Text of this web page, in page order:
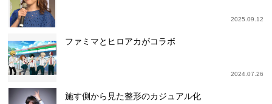
2025.09.12
ファミマとヒロアカがコラボ
2024.07.26
施す側から見た整形のカジュアル化